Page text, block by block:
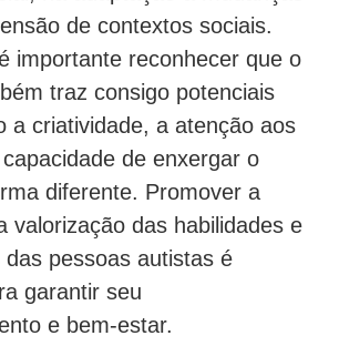
de contextos sociais.
importante reconhecer que o
traz consigo potenciais
a criatividade, a atenção aos
de enxergar o
diferente. Promover a
valorização das habilidades e
das pessoas autistas é
garantir seu
e bem-estar.